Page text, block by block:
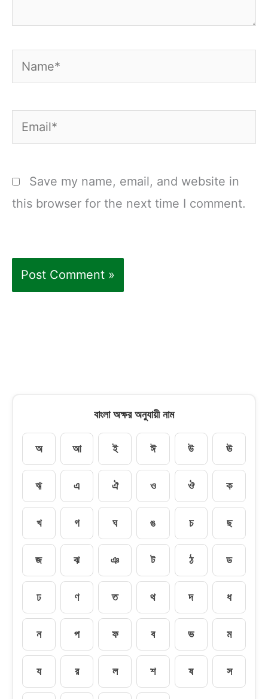
Name*
Email*
Save my name, email, and website in
this browser for the next time I comment.
বাংলা অক্ষর অনুযায়ী নাম
অ আ ই ঈ উ ঊ
ঋ এ ঐ ও ঔ ক
খ গ ঘ ঙ চ ছ
জ ঝ ঞ ট ঠ ড
ঢ ণ ত থ দ ধ
ন প ফ ব ভ ম
য র ল শ ষ স